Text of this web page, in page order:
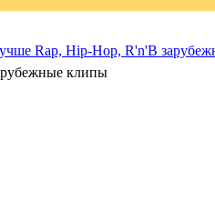
Rap, Hip-Hop, R'n'B
клипы